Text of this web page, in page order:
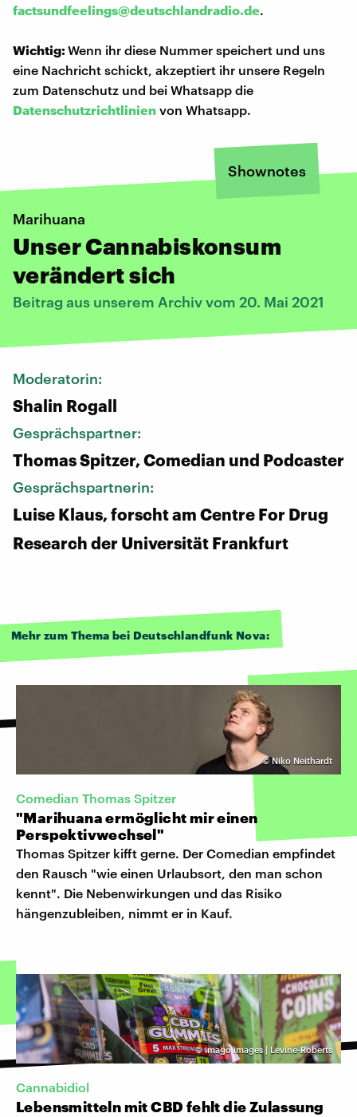
factsundfeelings@deutschlandradio.de.
Wichtig:Wenn ihr diese Nummer speichert und uns
eine Nachricht schickt, akzeptiert ihr unsere Regeln
zum Datenschutz und bei Whatsapp die
Datenschutzrichtlinien von Whatsapp.
Shownotes
Marihuana
Unser Cannabiskonsum
verändert sich
Beitrag aus unserem Archiv vom 20. Mai 2021
Moderatorin:
Shalin Rogall
Gesprächspartner:
Thomas Spitzer, Comedian und Podcaster
Gesprächspartnerin:
Luise Klaus, forscht am Centre For Drug
Research der Universität Frankfurt
Mehr zum Thema bei Deutschlandfunk Nova:
©Niko Neithardt
Comedian Thomas Spitzer
"Marihuana ermöglicht mir einen
Perspektivwechsel"
Thomas Spitzer kifft gerne. Der Comedian empfindet
den Rausch "wie einen Urlaubsort, den man schon
kennt". Die Nebenwirkungen und das Risiko
hängenzubleiben, nimmt er in Kauf.
©imago images | Levine-Roberts
Cannabidiol
Lebensmitteln mit CBD fehlt die Zulassung